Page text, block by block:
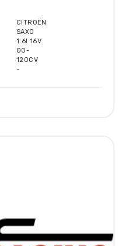
CITROËN
SAXO
1.6I 16V
00-
120CV
-